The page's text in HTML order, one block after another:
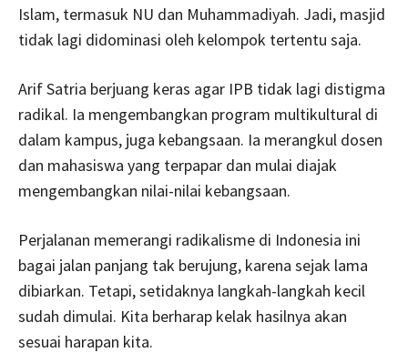
Islam, termasuk NU dan Muhammadiyah. Jadi, masjid
tidak lagi didominasi oleh kelompok tertentu saja.
Arif Satria berjuang keras agar IPB tidak lagi distigma
radikal. Ia mengembangkan program multikultural di
dalam kampus, juga kebangsaan. Ia merangkul dosen
dan mahasiswa yang terpapar dan mulai diajak
mengembangkan nilai-nilai kebangsaan.
Perjalanan memerangi radikalisme di Indonesia ini
bagai jalan panjang tak berujung, karena sejak lama
dibiarkan. Tetapi, setidaknya langkah-langkah kecil
sudah dimulai. Kita berharap kelak hasilnya akan
sesuai harapan kita.